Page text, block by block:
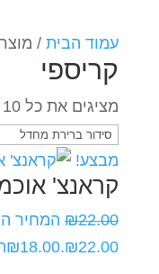
עמוד הבית/
קריספי
מציגים את כל ⁦10⁩ התוצאות
מבצע!
קראנצ'
₪22.00
המחיר
₪22.00.
₪18.00